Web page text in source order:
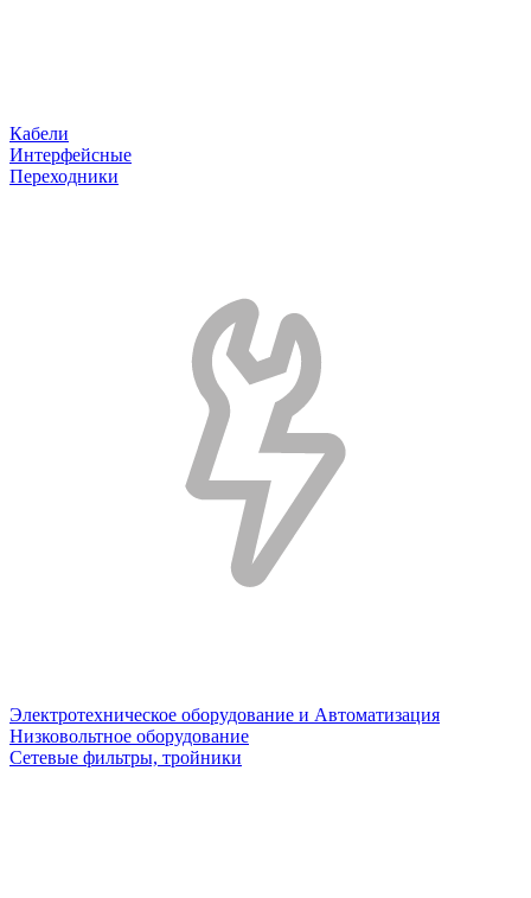
Кабели
Интерфейсные
Переходники
Электротехническое оборудование и Автоматизация
Низковольтное оборудование
Сетевые фильтры, тройники